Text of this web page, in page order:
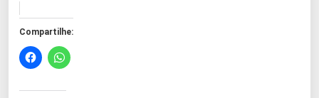
Compartilhe: